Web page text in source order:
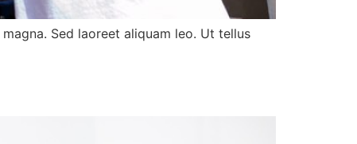
Sed laoreet aliquam leo. Ut tellus